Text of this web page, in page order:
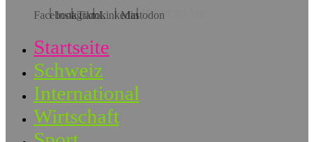
Hol dir die App!
Startseite
Schweiz
International
Wirtschaft